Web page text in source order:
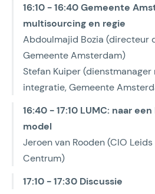
16:10 - 16:40 Gemeente
multisourcing en regie
Abdoulmajid Bozia (directeur
Gemeente Amsterdam)
Stefan Kuiper
integratie, Gemeente
16:40 - 17:10 LUMC: naar
model
Jeroen van Rooden (CIO
Centrum)
17:10 - 17:30 Discussie